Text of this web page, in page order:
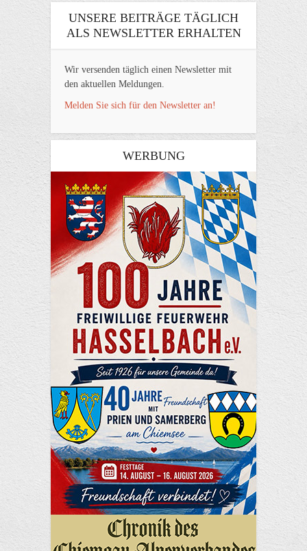
UNSERE BEITRÄGE TÄGLICH
ALS NEWSLETTER ERHALTEN
Wir versenden täglich einen Newsletter mit
den aktuellen Meldungen.
Melden Sie sich für den Newsletter an!
WERBUNG